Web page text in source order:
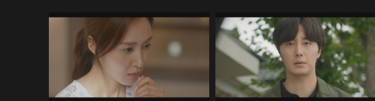
が、逃走の際に間違えてバイト中のトン・
セラのスクーターを使用してしまう。一
方、ソヌのサポートをしている弁護士のヤ
ン・ジンモは出品元の情報を調べるが…。
ぐ超視力で、ソヌの変装まで見抜く。なん
とか隙をついて逃げ出すことに成功したソ
ヌは、女優オ・アラの金庫から“女王の
涙”が盗まれたことを知って…。